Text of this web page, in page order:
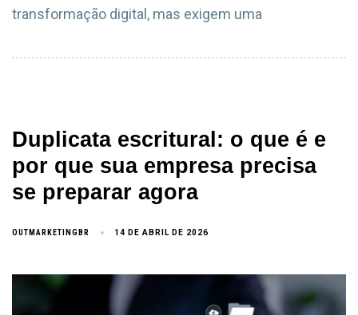
transformação digital, mas exigem uma
Duplicata escritural: o que é e
por que sua empresa precisa
se preparar agora
OUTMARKETINGBR 14 DE ABRIL DE 2026